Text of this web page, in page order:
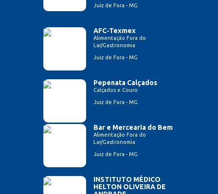
Juiz de Fora - MG
AFC-Texmex
Alimentação Fora do
Lar/Gastronomia
Juiz de Fora - MG
Pepenata Calçados
Calçados e Couro
Juiz de Fora - MG
Bar e Mercearia do Bem
Alimentação Fora do
Lar/Gastronomia
Juiz de Fora - MG
INSTITUTO MÉDICO
HELTON OLIVEIRA DE